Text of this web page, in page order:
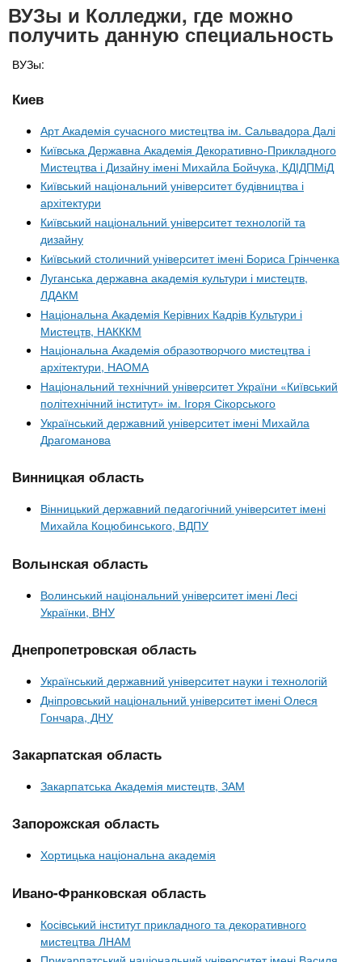
ВУЗы и Колледжи, где можно
получить данную специальность
ВУЗы:
Киев
Арт Академія сучасного мистецтва ім. Сальвадора Далі
Київська Державна Академія Декоративно-Прикладного
Мистецтва і Дизайну імені Михайла Бойчука, КДІДПМіД
Київський національний університет будівництва і
архітектури
Київський національний університет технологій та
дизайну
Київський столичний університет імені Бориса Грінченка
Луганська державна академія культури і мистецтв,
ЛДАКМ
Національна Академія Керівних Кадрів Культури і
Мистецтв, НАКККМ
Національна Академія образотворчого мистецтва і
архітектури, НАОМА
Національний технічний університет України «Київський
політехнічний інститут» ім. Ігоря Сікорського
Український державний університет імені Михайла
Драгоманова
Винницкая область
Вінницький державний педагогічний університет імені
Михайла Коцюбинського, ВДПУ
Волынская область
Волинський національний університет імені Лесі
Українки, ВНУ
Днепропетровская область
Український державний університет науки і технологій
Дніпровський національний університет імені Олеся
Гончара, ДНУ
Закарпатская область
Закарпатська Академія мистецтв, ЗАМ
Запорожская область
Хортицька національна академія
Ивано-Франковская область
Косівський інститут прикладного та декоративного
мистецтва ЛНАМ